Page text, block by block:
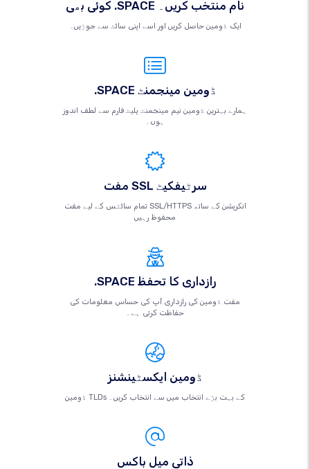
کوئی بھی .SPACE نام منتخب کریں۔
ایک ڈومین حاصل کریں اور اسے اپنی سائٹ سے جوڑیں۔
.SPACE ڈومین مینجمنٹ
ہمارے بہترین ڈومین نیم مینجمنٹ پلیٹ فارم سے لطف اندوز
ہوں۔
مفت SSL سرٹیفکیٹ
تمام سائٹس کے لیے مفت SSL/HTTPS انکرپشن کے ساتھ
محفوظ رہیں
.SPACE رازداری کا تحفظ
مفت ڈومین کی رازداری آپ کی حساس معلومات کی
حفاظت کرتی ہے۔
ڈومین ایکسٹینشنز
ڈومین TLDs کے بہت بڑے انتخاب میں سے انتخاب کریں۔
ذاتی میل باکس